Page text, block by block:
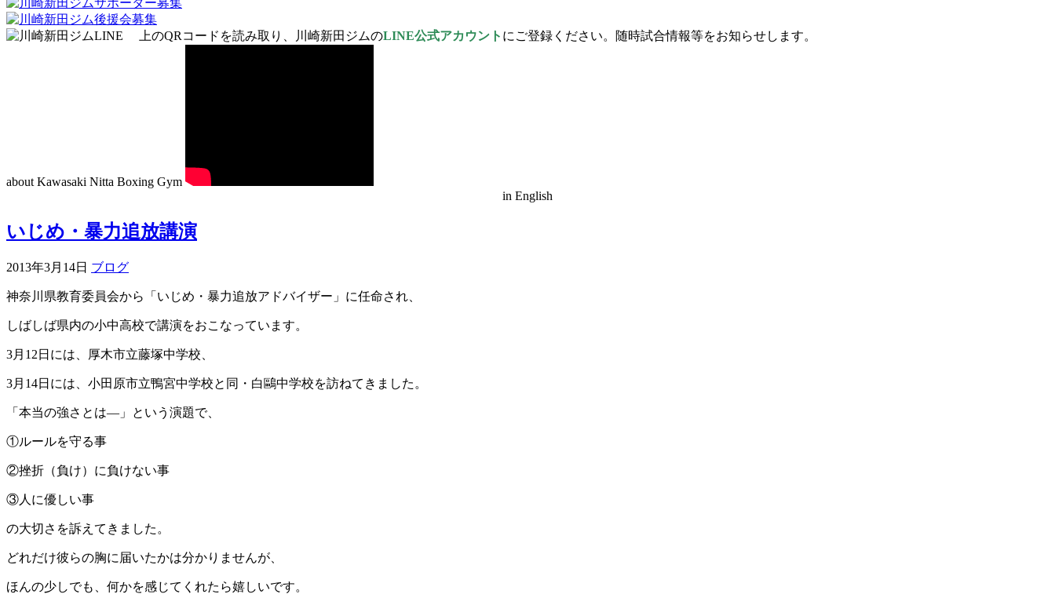
上のQRコードを読み取り、川崎新田ジムのLINE公式アカウント にご登録ください。随時試合情報等をお知らせします。
about Kawasaki Nitta Boxing Gym
in English
いじめ・暴力追放講演
2013年3月14日 ブログ
神奈川県教育委員会から「いじめ・暴力追放アドバイザー」に任命され、
しばしば県内の小中高校で講演をおこなっています。
3月12日には、厚木市立藤塚中学校、
3月14日には、小田原市立鴨宮中学校と同・白鷗中学校を訪ねてきました。
「本当の強さとは―」という演題で、
①ルールを守る事
②挫折（負け）に負けない事
③人に優しい事
の大切さを訴えてきました。
どれだけ彼らの胸に届いたかは分かりませんが、
ほんの少しでも、何かを感じてくれたら嬉しいです。